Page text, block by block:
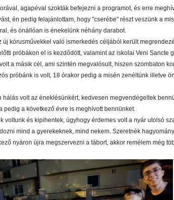
agapéval szokták befejezni a programot, és erre
én pedig felajánlottam, hogy "cserébe" részt veszünk a
és önállóan is énekelünk néhány darabot.
új kórusművekkel való ismerkedés céljából került
próbákon el is kezdődött, valamint az iskolai Veni Sancte
a másik cél, ami szintén megvalósult, hiszen szombaton
próbánk is volt, 18 órakor pedig a misén zenéltünk illetve
hálás volt az éneklésünkért, kedvesen megvendégeltek
pedig a következő évre is meghívott bennünket.
voltunk és kipihentek, úgyhogy érdemes volt a nyár utolsó
mind a gyerekeknek, mind nekem. Szeretnék
nyáron újra megszervezni a tábort, akkor remélem még